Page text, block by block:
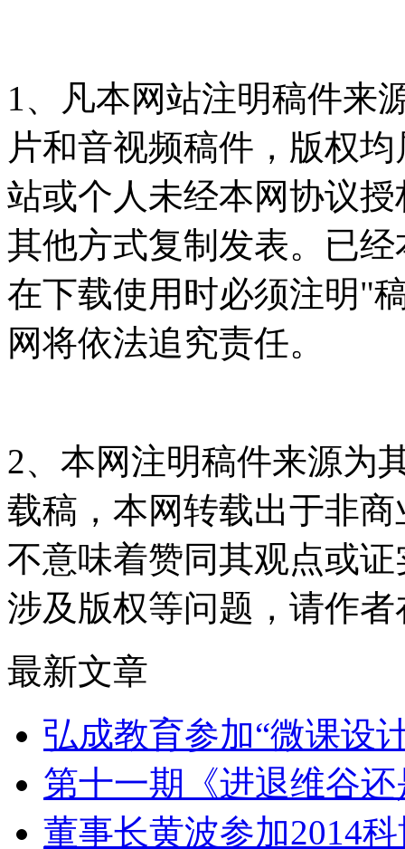
1、凡本网站注明稿件来
片和音视频稿件，版权
站或个人未经本网协议
其他方式复制发表。已
在下载使用时必须注明"
网将依法追究责任。
2、本网注明稿件来源为
载稿，本网转载出于非
不意味着赞同其观点或
涉及版权等问题，请作
最新文章
弘成教育参加“微课设
第十一期《进退维谷
董事长黄波参加2014